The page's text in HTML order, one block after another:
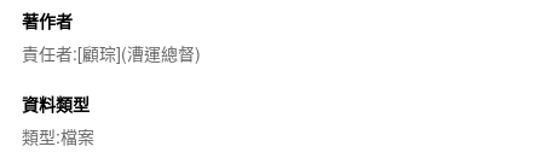
著作者
責任者:[顧琮](漕運總督)
資料類型
類型:檔案